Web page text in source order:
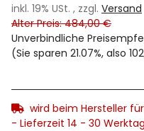
inkl. 19% USt. , zzgl. Versand
Alter Preis: 484,00 €
Unverbindliche
(Sie sparen 21.07%, also
wird beim Hersteller
- Lieferzeit 14 - 30